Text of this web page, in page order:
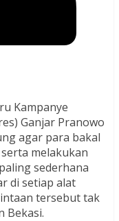
Kampanye
Ganjar Pranowo
agar para bakal
melakukan
sederhana
di setiap alat
tersebut tak
Bekasi.